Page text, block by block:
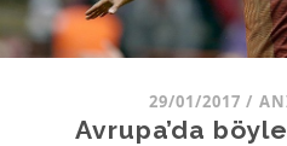
29/01/2017 /
Avrupa’da